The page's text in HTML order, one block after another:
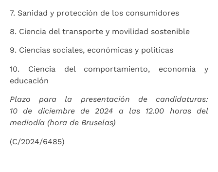
7. Sanidad y protección de los consumidores
8. Ciencia del transporte y movilidad sostenible
9. Ciencias sociales, económicas y políticas
10. Ciencia del comportamiento, economía y
educación
Plazo para la presentación de candidaturas:
10 de diciembre de 2024 a las 12.00 horas del
mediodía (hora de Bruselas)
(C/2024/6485)